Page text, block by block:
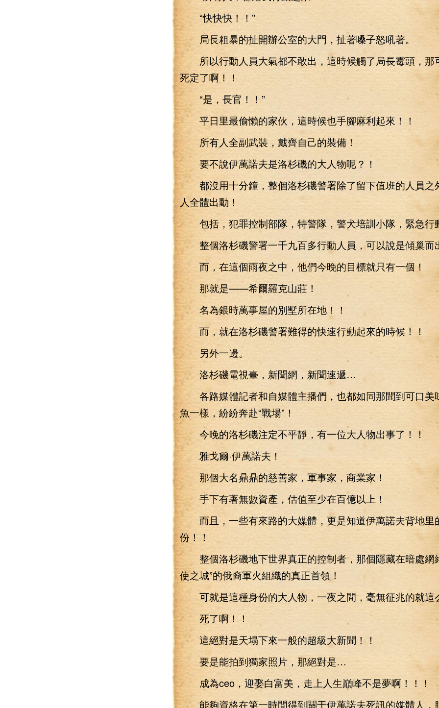
“快快快！！”
局長粗暴的扯開辦公室的大門，扯著嗓子怒吼著。
所以行動人員大氣都不敢出，這時候觸了局長霉頭，那
死定了啊！！
“是，長官！！”
平日里最偷懶的家伙，這時候也手腳麻利起來！！
所有人全副武裝，戴齊自己的裝備！
要不說伊萬諾夫是洛杉磯的大人物呢？！
都沒用十分鐘，整個洛杉磯警署除了留下值班的人員之
人全體出動！
包括，犯罪控制部隊，特警隊，警犬培訓小隊，緊急行
整個洛杉磯警署一千九百多行動人員，可以說是傾巢而
而，在這個雨夜之中，他們今晚的目標就只有一個！
那就是——希爾羅克山莊！
名為銀時萬事屋的別墅所在地！！
而，就在洛杉磯警署難得的快速行動起來的時候！！
另外一邊。
洛杉磯電視臺，新聞網，新聞速遞…
各路媒體記者和自媒體主播們，也都如同那聞到可口美
魚一樣，紛紛奔赴“戰場”！
今晚的洛杉磯注定不平靜，有一位大人物出事了！！
雅戈爾·伊萬諾夫！
那個大名鼎鼎的慈善家，軍事家，商業家！
手下有著無數資產，估值至少在百億以上！
而且，一些有來路的大媒體，更是知道伊萬諾夫背地里
份！！
整個洛杉磯地下世界真正的控制者，那個隱藏在暗處網
使之城”的俄裔軍火組織的真正首領！
可就是這種身份的大人物，一夜之間，毫無征兆的就這
死了啊！！
這絕對是天塌下來一般的超級大新聞！！
要是能拍到獨家照片，那絕對是…
成為ceo，迎娶白富美，走上人生巔峰不是夢啊！！！
能夠資格在第一時間得到關于伊萬諾夫死訊的媒體人，